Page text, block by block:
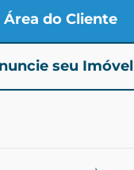
Área do Cliente
seu Imóvel